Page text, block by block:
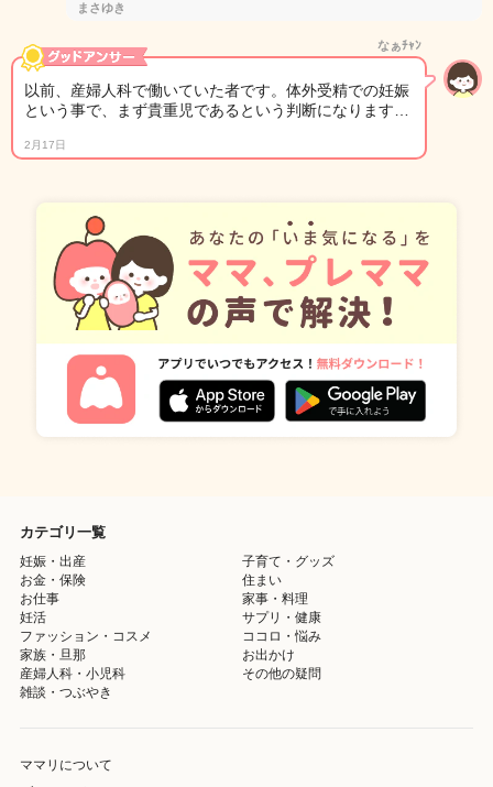
まさゆき
なぁﾁｬﾝ
以前、産婦人科で働いていた者です。体外受精での妊娠
という事で、まず貴重児であるという判断になります…
2月17日
カテゴリ一覧
妊娠・出産
子育て・グッズ
お金・保険
住まい
お仕事
家事・料理
妊活
サプリ・健康
ファッション・コスメ
ココロ・悩み
家族・旦那
お出かけ
産婦人科・小児科
その他の疑問
雑談・つぶやき
ママリについて